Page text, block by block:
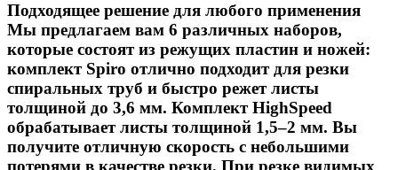
Подходящее решение для любого применения
Мы предлагаем вам 6 различных наборов,
которые состоят из режущих пластин и ножей:
комплект Spiro отлично подходит для резки
спиральных труб и быстро режет листы
толщиной до 3,6 мм. Комплект HighSpeed
обрабатывает листы толщиной 1,5–2 мм. Вы
получите отличную скорость с небольшими
потерями в качестве резки. При резке видимых